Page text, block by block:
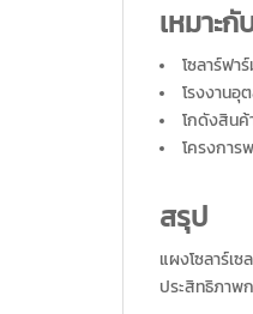
เหมาะ
โซลาร์ฟา
โรงงานอุ
โกดังสินค้
โครงการ
สรุป
แผงโซลาร์เ
ประสิทธิภาพ